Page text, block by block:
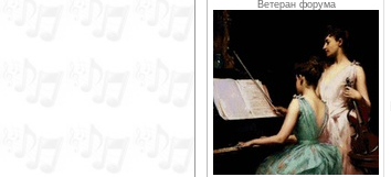
Ветеран форума